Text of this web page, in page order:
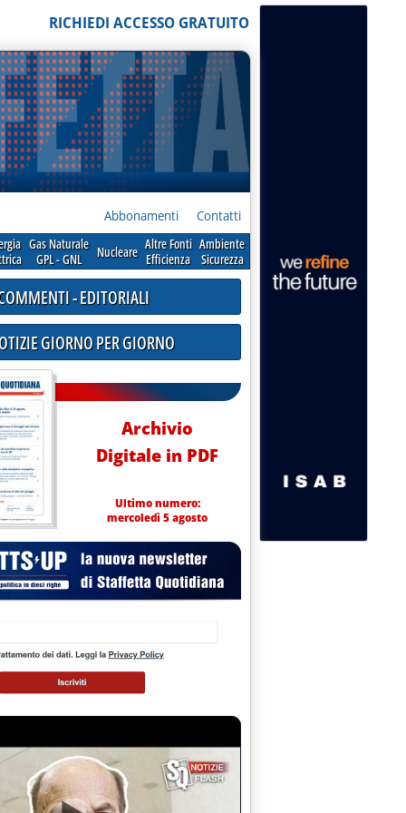
RICHIEDI ACCESSO GRATUITO
Abbonamenti Contatti
Gas Naturale
GPL - GNL
Nucleare Altre Fonti
Efficienza
Ambiente
Sicurezza
- EDITORIALI
GIORNO PER GIORNO
Archivio
Digitale in PDF
Ultimo numero:
mercoledì 5 agosto